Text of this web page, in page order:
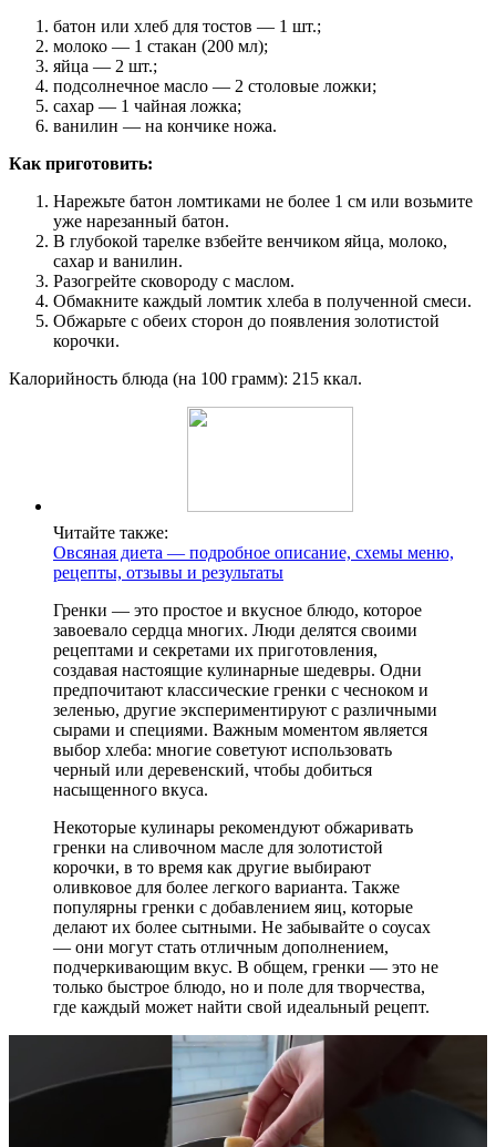
батон или хлеб для тостов — 1 шт.;
молоко — 1 стакан (200 мл);
яйца — 2 шт.;
подсолнечное масло — 2 столовые ложки;
сахар — 1 чайная ложка;
ванилин — на кончике ножа.
Как приготовить:
Нарежьте батон ломтиками не более 1 см или возьмите
уже нарезанный батон.
В глубокой тарелке взбейте венчиком яйца, молоко,
сахар и ванилин.
Разогрейте сковороду с маслом.
Обмакните каждый ломтик хлеба в полученной смеси.
Обжарьте с обеих сторон до появления золотистой
корочки.
Калорийность блюда (на 100 грамм): 215 ккал.
Читайте также:
Овсяная диета — подробное описание, схемы меню,
рецепты, отзывы и результаты
Гренки — это простое и вкусное блюдо, которое
завоевало сердца многих. Люди делятся своими
рецептами и секретами их приготовления,
создавая настоящие кулинарные шедевры. Одни
предпочитают классические гренки с чесноком и
зеленью, другие экспериментируют с различными
сырами и специями. Важным моментом является
выбор хлеба: многие советуют использовать
черный или деревенский, чтобы добиться
насыщенного вкуса.
Некоторые кулинары рекомендуют обжаривать
гренки на сливочном масле для золотистой
корочки, в то время как другие выбирают
оливковое для более легкого варианта. Также
популярны гренки с добавлением яиц, которые
делают их более сытными. Не забывайте о соусах
— они могут стать отличным дополнением,
подчеркивающим вкус. В общем, гренки — это не
только быстрое блюдо, но и поле для творчества,
где каждый может найти свой идеальный рецепт.